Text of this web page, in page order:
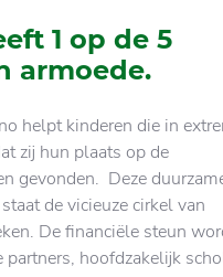
1 op de 5
armoede.
helpt kinderen die in
zij hun plaats op de
gevonden. Deze
de vicieuze cirkel van
De financiële steun
partners, hoofdzakelijk